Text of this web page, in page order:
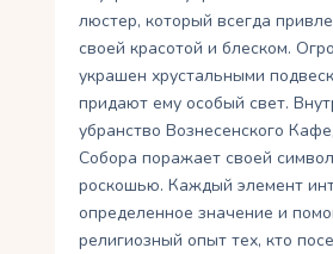
люстер, который всегда
своей красотой и блеском.
украшен хрустальными
придают ему особый свет.
убранство Вознесенского
Собора поражает своей
роскошью. Каждый элемент
определенное значение и
религиозный опыт тех, кто